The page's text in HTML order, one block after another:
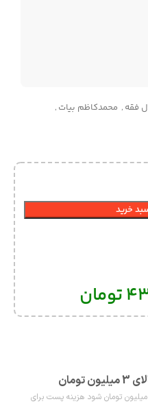
فقه , محمدکاظم بیات ,
خرید
تومان
چنان چه جمع صورت حساب شما بالای 3 میلیون تومان شود هزینه پست برای